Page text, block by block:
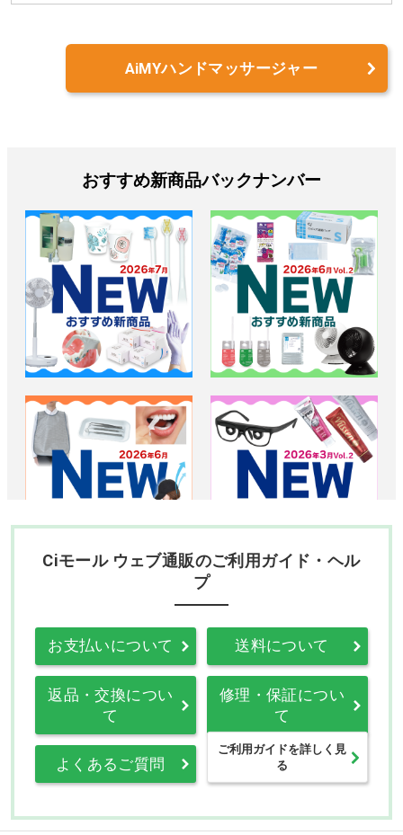
AiMYハンドマッサージャー
Ciモール ウェブ通販のご利用ガイド・ヘル
プ
お支払いについて 送料について
返品・交換につい
て
修理・保証につい
て
よくあるご質問
ご利用ガイドを詳しく見
る